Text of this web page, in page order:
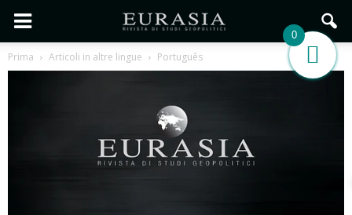
Prima Articoli in altre lingue Português
0